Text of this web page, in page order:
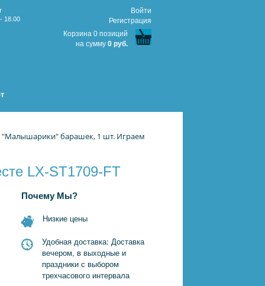
18.00
Войти
Регистрация
Корзина 0 позиций
на сумму 0 руб.
"Малышарики" барашек, 1 шт. Играем
LX-ST1709-FT
Почему Мы?
Низкие цены
Удобная доставка: Доставка
вечером, в выходные и
праздники с выбором
трехчасового интервала